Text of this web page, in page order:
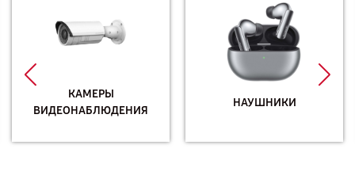
КАМЕРЫ
ВИДЕОНАБЛЮДЕНИЯ
НАУШНИКИ